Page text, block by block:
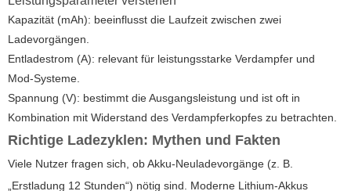
Kapazität (mAh): beeinflusst die Laufzeit zwischen zwei
Ladevorgängen.
Entladestrom (A): relevant für leistungsstarke Verdampfer und
Mod-Systeme.
Spannung (V): bestimmt die Ausgangsleistung und ist oft in
Kombination mit Widerstand des Verdampferkopfes zu betrachten.
Richtige Ladezyklen: Mythen und Fakten
Viele Nutzer fragen sich, ob Akku-Neuladevorgänge (z. B.
„Erstladung 12 Stunden“) nötig sind. Moderne Lithium-Akkus